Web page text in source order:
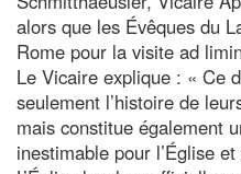
alors que les Évêques du
Rome pour la visite ad
Le Vicaire explique : « Ce
seulement l’histoire de
mais constitue également
inestimable pour l’Église